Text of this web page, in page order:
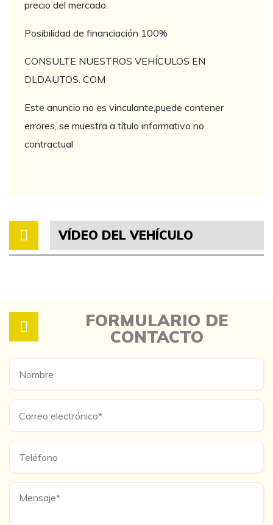
precio del mercado.
Posibilidad de financiación 100%
CONSULTE NUESTROS VEHÍCULOS EN
DLDAUTOS. COM
Este anuncio no es vinculante,puede contener
errores, se muestra a título informativo no
contractual
VÍDEO DEL VEHÍCULO
FORMULARIO DE
CONTACTO